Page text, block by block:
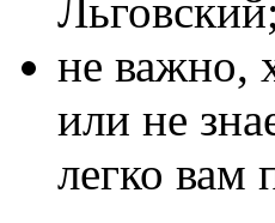
Льговский;
не важно,
или не
легко